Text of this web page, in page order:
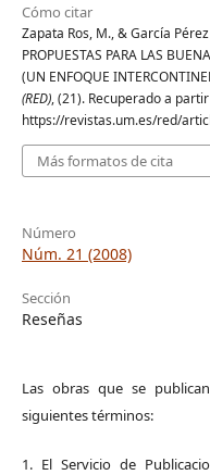
Cómo citar
Zapata Ros, M., & García
PROPUESTAS PARA LAS
(UN ENFOQUE
(RED), (21). Recuperado a
https://revistas.um.es/red/
Más formatos de cita
Número
Núm. 21 (2008)
Sección
Reseñas
Las obras que se
siguientes términos:
1. El Servicio de